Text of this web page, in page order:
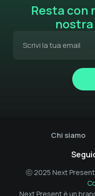
Resta con
Chi siamo
ⓒ 2025 Next
Next Present è un